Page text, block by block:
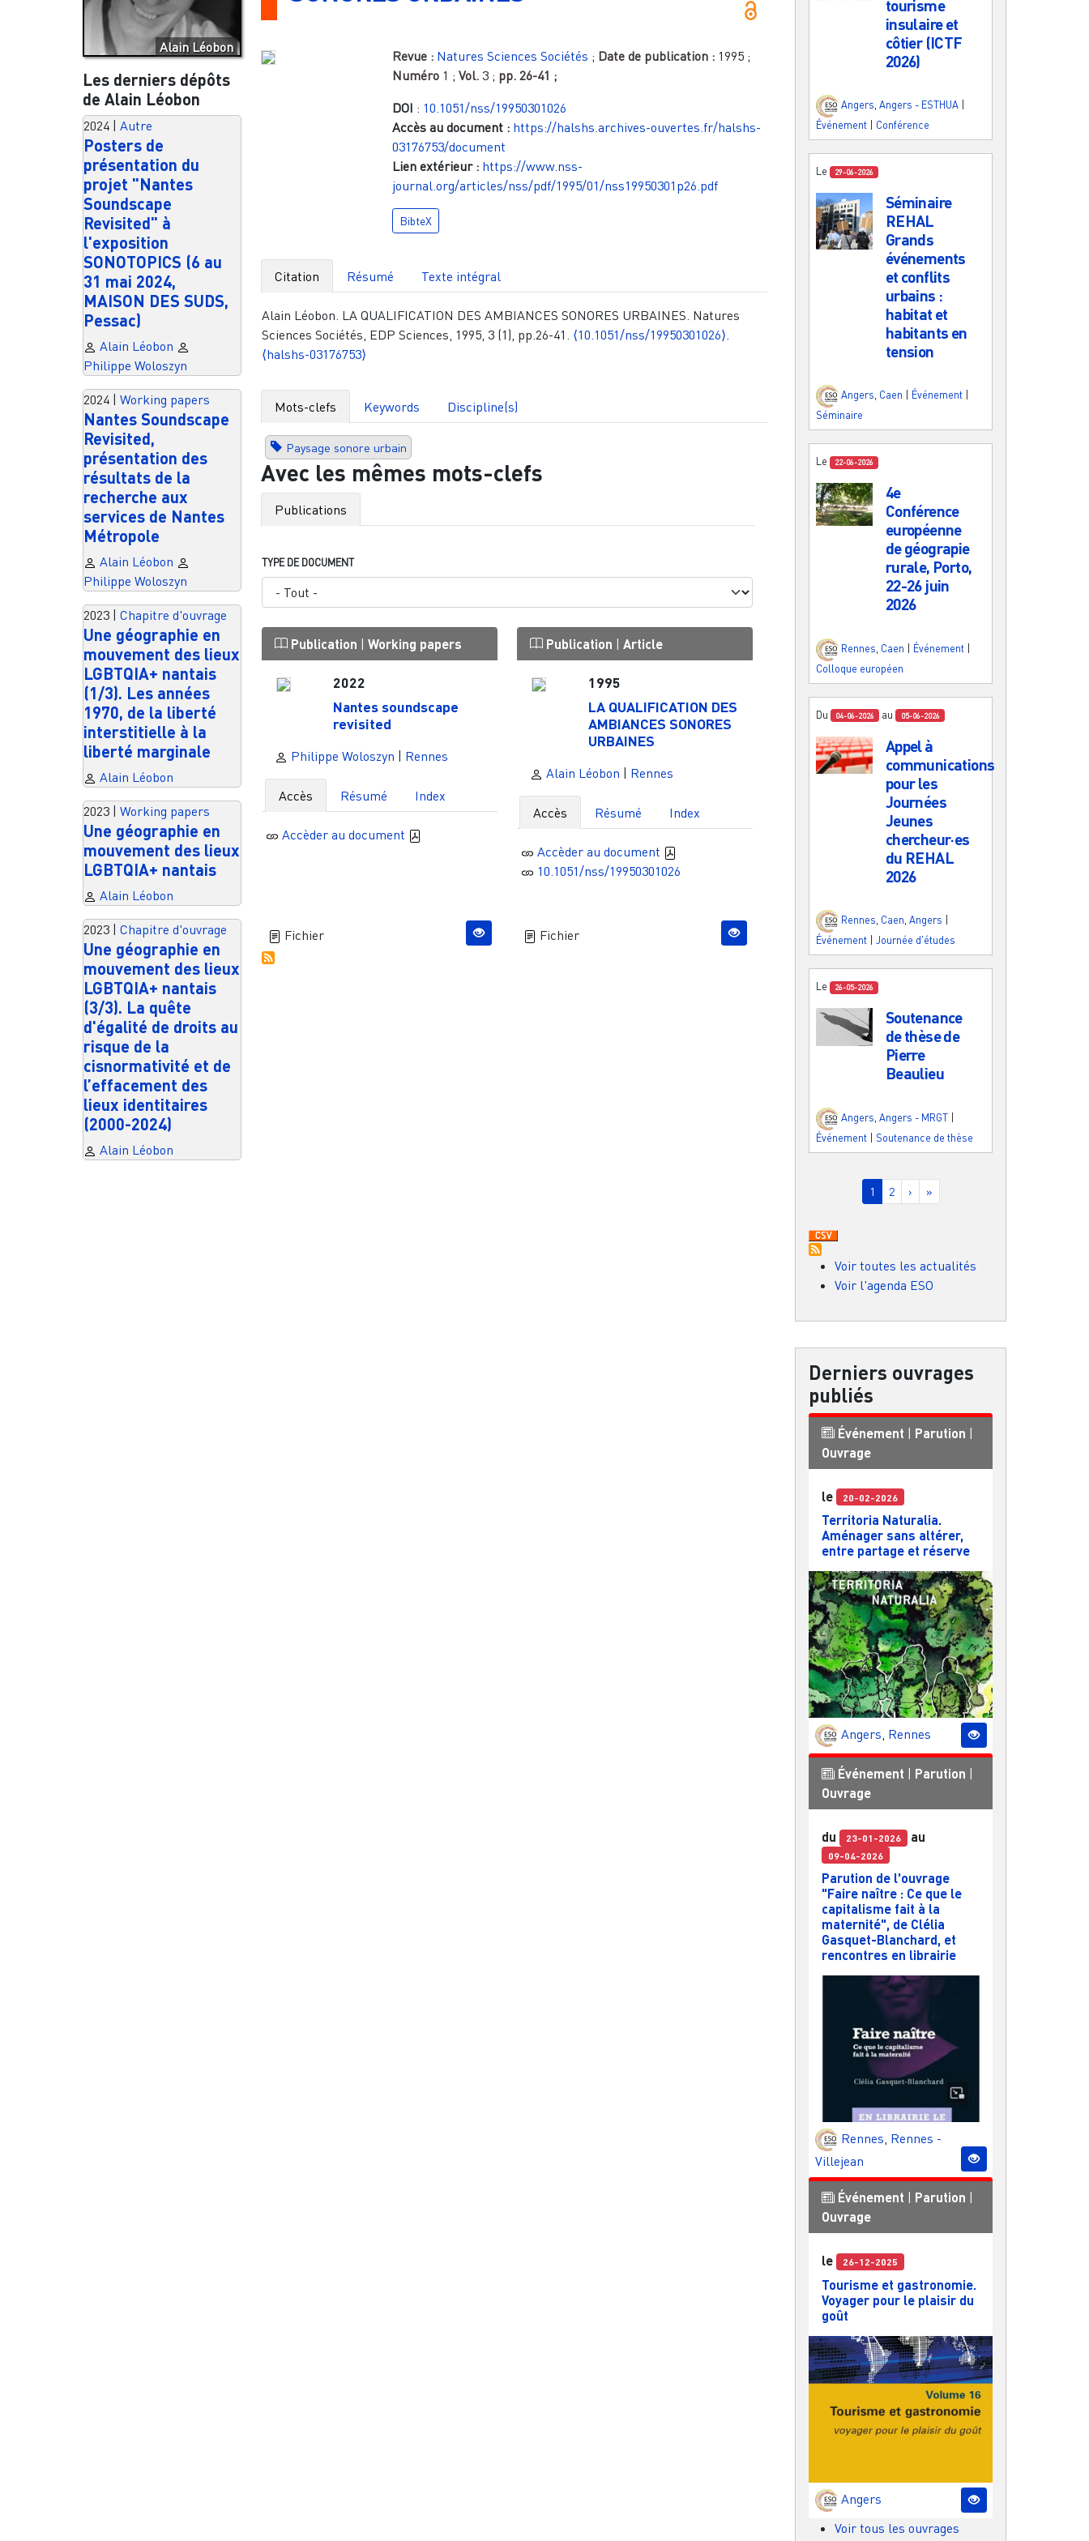
Alain Léobon
Les derniers dépôts
de Alain Léobon
2024 Autre
Posters de
présentation du
projet "Nantes
Soundscape
Revisited" à
l'exposition
SONOTOPICS (6 au
31 mai 2024,
MAISON DES SUDS,
Pessac)
Alain Léobon
Philippe Woloszyn
2024 Working papers
Nantes Soundscape
Revisited,
présentation des
résultats de la
recherche aux
services de Nantes
Métropole
Alain Léobon
Philippe Woloszyn
2023 Chapitre d'ouvrage
Une géographie en
mouvement des lieux
LGBTQIA+ nantais
(1/3). Les années
1970, de la liberté
interstitielle à la
liberté marginale
Alain Léobon
2023 Working papers
Une géographie en
mouvement des lieux
LGBTQIA+ nantais
Alain Léobon
2023 Chapitre d'ouvrage
Une géographie en
mouvement des lieux
LGBTQIA+ nantais
(3/3). La quête
d'égalité de droits au
risque de la
cisnormativité et de
l’effacement des
lieux identitaires
(2000-2024)
Alain Léobon
Revue : Natures Sciences Sociétés ; Date de publication : 1995 ;
Numéro 1 ; Vol. 3 ; pp. 26-41 ;
DOI : 10.1051/nss/19950301026
Accès au document : https://halshs.archives-ouvertes.fr/halshs-
03176753/document
Lien extérieur : https://www.nss-
journal.org/articles/nss/pdf/1995/01/nss19950301p26.pdf
BibteX
Citation Résumé Texte intégral
Alain Léobon. LA QUALIFICATION DES AMBIANCES SONORES URBAINES. Natures
Sciences Sociétés, EDP Sciences, 1995, 3 (1), pp.26-41. ⟨10.1051/nss/19950301026⟩
⟨halshs-03176753⟩
Mots-clefs Keywords Discipline(s)
Paysage sonore urbain
Avec les mêmes mots-clefs
Publications
TYPE DE DOCUMENT
Publication |Working papers
2022
Nantes soundscape
revisited
Philippe Woloszyn | Rennes
Accès Résumé Index
Accèder au document
Fichier
Publication |Article
1995
LA QUALIFICATION DES
AMBIANCES SONORES
URBAINES
Alain Léobon | Rennes
Accès Résumé Index
Accèder au document
10.1051/nss/19950301026
Fichier
tourisme
insulaire et
côtier (ICTF
2026)
Angers Angers - ESTHUA
Événement
Conférence
Le 29-06-2026
Séminaire
REHAL
Grands
événements
et conflits
urbains :
habitat et
habitants en
tension
Angers, Caen Événement
Séminaire
Le 22-06-2026
4e
Conférence
européenne
de géograpie
rurale, Porto,
22-26 juin
2026
Rennes Caen Événement
Colloque européen
Du 04-06-2026 au 05-06-2026
Appel à
communications
pour les
Journées
Jeunes
chercheur·es
du REHAL
2026
Rennes, Caen, Angers
Événement
Journée d'études
Le 26-05-2026
Soutenance
de thèse de
Pierre
Beaulieu
Angers Angers - MRGT
Événement | Soutenance de thèse
Pagination
Page courante
1 Page
2 Page suivante
› Dernière page
»
Voir toutes les actualités
Voir l'agenda ESO
Derniers ouvrages
publiés
Événement | Parution |
Ouvrage
le 20-02-2026
Territoria Naturalia.
Aménager sans altérer,
entre partage et réserve
Angers, Rennes
Événement Parution
Ouvrage
du 23-01-2026 au
09-04-2026
Parution de l'ouvrage
"Faire naître : Ce que le
capitalisme fait à la
maternité", de Clélia
Gasquet-Blanchard, et
rencontres en librairie
Rennes, Rennes -
Villejean
Événement Parution
Ouvrage
le 26-12-2025
Tourisme et gastronomie.
Voyager pour le plaisir du
goût
Angers
Voir tous les ouvrages